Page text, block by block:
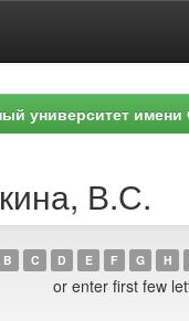
университет
В.С.
B C D E F G H
or enter first few